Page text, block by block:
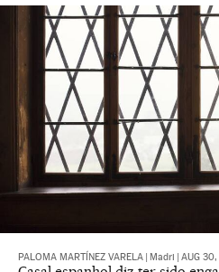
PALOMA MARTÍNEZ VARELA Madri AUG